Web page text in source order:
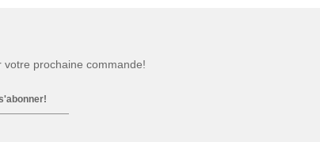
prochaine commande!